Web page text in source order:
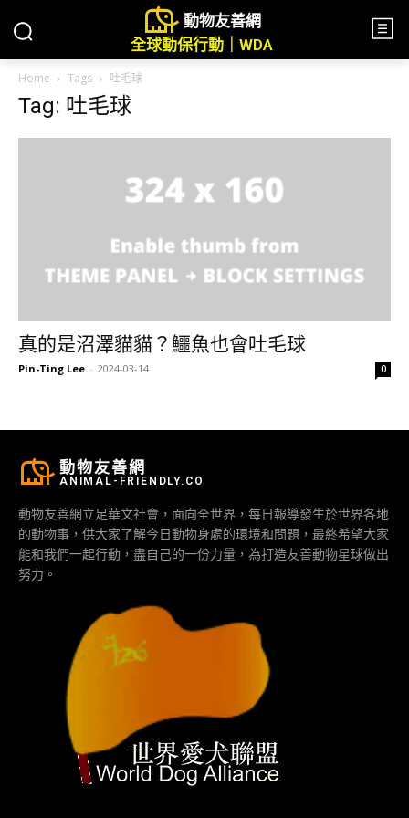
動物友善網
全球動保行動｜WDA
Home Tags 吐毛球
Tag: 吐毛球
真的是沼澤貓貓？鱷魚也會吐毛球
Pin-Ting Lee - 2024-03-14 0
動物友善網
ANIMAL-FRIENDLY.CO
動物友善網立足華文社會，面向全世界，每日報導發生於世界各地
的動物事，供大家了解今日動物身處的環境和問題，最終希望大家
能和我們一起行動，盡自己的一份力量，為打造友善動物星球做出
努力。